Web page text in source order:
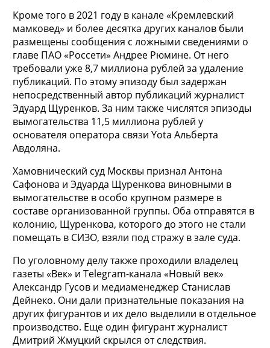
Кроме того в 2021 году в канале «Кремлевский
мамковед» и более десятка других каналов были
размещены сообщения с ложными сведениями о
главе ПАО «Россети» Андрее Рюмине. От него
требовали уже 8,7 миллиона рублей за удаление
публикаций. По этому эпизоду был задержан
непосредственный автор публикаций журналист
Эдуард Щуренков. За ним также числятся эпизоды
вымогательства 11,5 миллиона рублей у
основателя оператора связи Yota Альберта
Авдоляна.
Хамовнический суд Москвы признал Антона
Сафонова и Эдуарда Щуренкова виновными в
вымогательстве в особо крупном размере в
составе организованной группы. Оба отправятся в
колонию, Щуренкова, которого до этого не стали
помещать в СИЗО, взяли под стражу в зале суда.
По уголовному делу также проходили владелец
газеты «Век» и Telegram-канала «Новый век»
Александр Гусов и медиаменеджер Станислав
Дейнеко. Они дали признательные показания на
других фигурантов и их дело выделили в отдельное
производство. Еще один фигурант журналист
Дмитрий Жмуцкий скрылся от следствия.